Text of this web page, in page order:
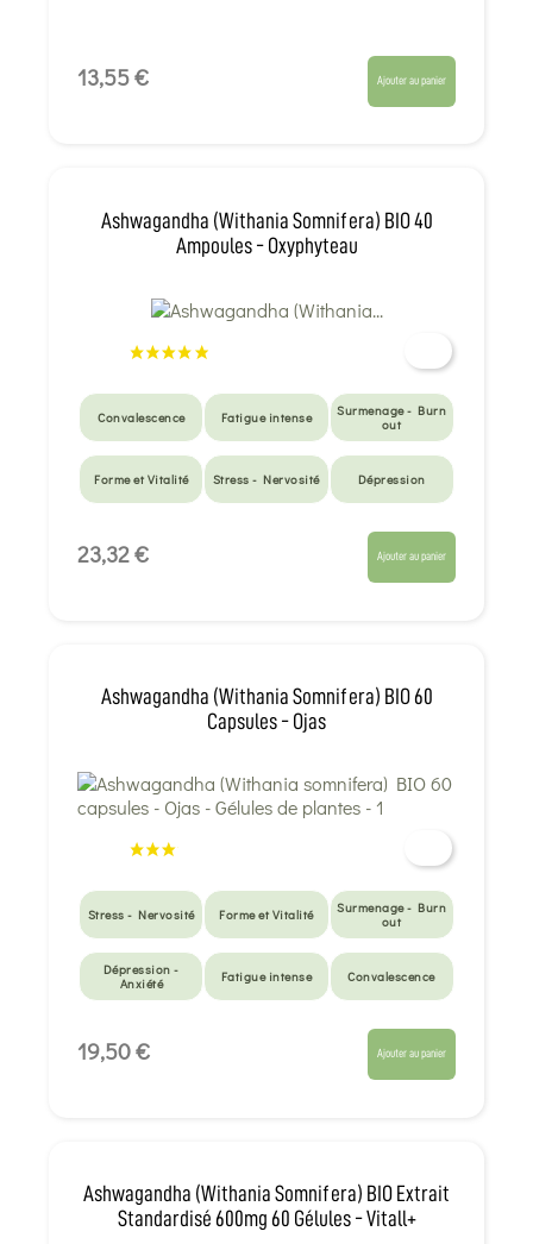
13,55 € Ajouter au panier
Ashwagandha (Withania Somnifera) BIO 40
Ampoules - Oxyphyteau
Convalescence Fatigue intense
Surmenage - Burn
out
Forme et Vitalité Stress - Nervosité Dépression
23,32 € Ajouter au panier
Ashwagandha (Withania Somnifera) BIO 60
Capsules - Ojas
Stress - Nervosité Forme et Vitalité
Surmenage - Burn
out
Dépression -
Anxiété
Fatigue intense Convalescence
19,50 € Ajouter au panier
Ashwagandha (Withania Somnifera) BIO Extrait
Standardisé 600mg 60 Gélules - Vitall+